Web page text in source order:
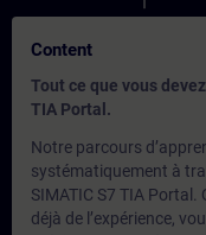
Content
Tout ce que vous
TIA Portal.
Notre parcours
systématiquement à
SIMATIC S7 TIA
déjà de l’expérience,